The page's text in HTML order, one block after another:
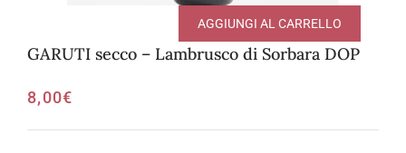
GARUTI secco – Lambrusco di Sorbara DOP
8,00€
AGGIUNGI AL CARRELLO